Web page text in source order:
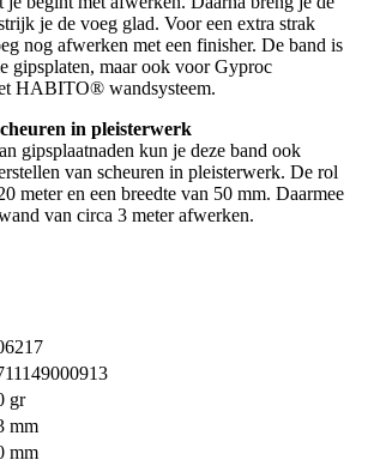
je de voeg glad. Voor een extra strak
nog afwerken met een finisher. De band is
gipsplaten, maar ook voor Gyproc
HABITO® wandsysteem.
in pleisterwerk
gipsplaatnaden kun je deze band ook
van scheuren in pleisterwerk. De rol
meter en een breedte van 50 mm. Daarmee
van circa 3 meter afwerken.
gr
mm
mm